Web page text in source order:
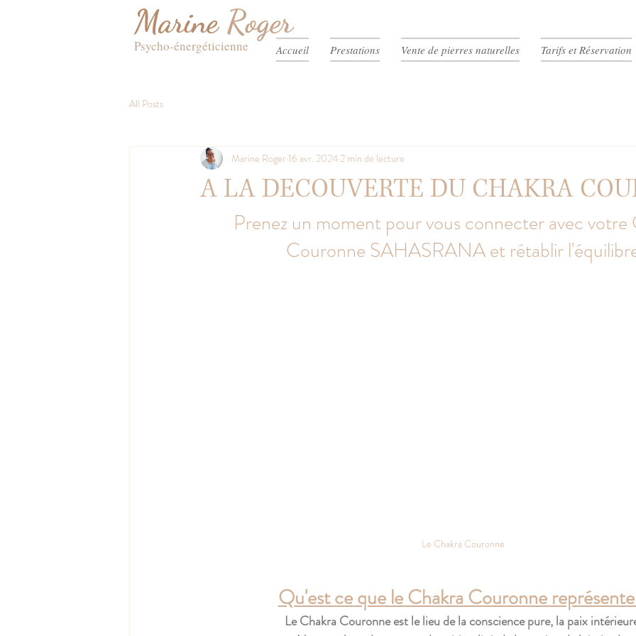
Marine Roger
Psycho-énergéticienne Accueil Prestations Vente de pierres naturelles Tarifs et Réservation
All Posts
A LA DECOUVERTE DU CHAKRA
Marine Roger 16 avr. 2024 2 min de lecture
Prenez un moment pour vous connecter avec
Couronne SAHASRANA et rétablir
Le Chakra Couronne
Qu'est ce que le Chakra Couronne
Le Chakra Couronne est le lieu de la conscience pure, la paix